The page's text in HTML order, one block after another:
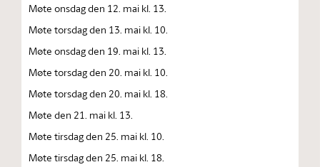
Møte onsdag den 12. mai kl. 13.
Møte torsdag den 13. mai kl. 10.
Møte onsdag den 19. mai kl. 13.
Møte torsdag den 20. mai kl. 10.
Møte torsdag den 20. mai kl. 18.
Møte den 21. mai kl. 13.
Møte tirsdag den 25. mai kl. 10.
Møte tirsdag den 25. mai kl. 18.